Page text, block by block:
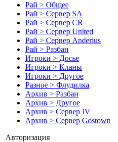
Рай > Общее
Рай > Сервер SA
Рай > Сервер CR
Рай > Сервер United
Рай > Сервер Anderius
Рай > Разбан
Игроки > Досье
Игроки > Кланы
Игроки > Другое
Разное > Флудилка
Архив > Разбан
Архив > Другое
Архив > Сервер IV
Архив > Сервер Gostown
Авторизация